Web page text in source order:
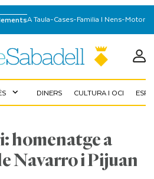
A Taula-Cases-Familia I Nens-Motor
expand_more DINERS CULTURA I OCI
homenatge a
Navarro i Pijuan